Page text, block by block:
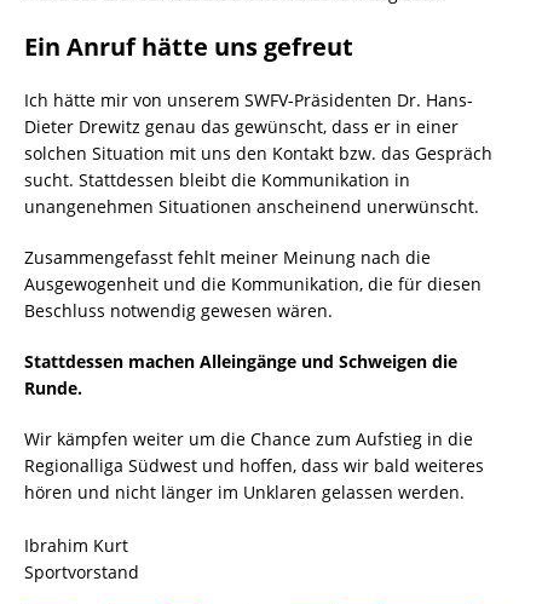
Ein Anruf hätte uns gefreut
Ich hätte mir von unserem SWFV-Präsidenten Dr. Hans-
Dieter Drewitz genau das gewünscht, dass er in einer
solchen Situation mit uns den Kontakt bzw. das Gespräch
sucht. Stattdessen bleibt die Kommunikation in
unangenehmen Situationen anscheinend unerwünscht.
Zusammengefasst fehlt meiner Meinung nach die
Ausgewogenheit und die Kommunikation, die für diesen
Beschluss notwendig gewesen wären.
Stattdessen machen Alleingänge und Schweigen die
Runde.
Wir kämpfen weiter um die Chance zum Aufstieg in die
Regionalliga Südwest und hoffen, dass wir bald weiteres
hören und nicht länger im Unklaren gelassen werden.
Ibrahim Kurt
Sportvorstand